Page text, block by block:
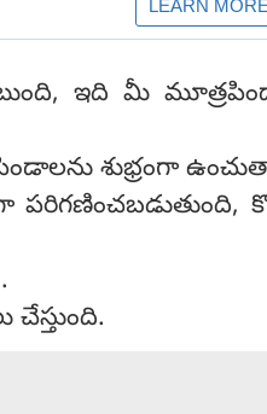
ఇది మీ
శుభ్రంగా